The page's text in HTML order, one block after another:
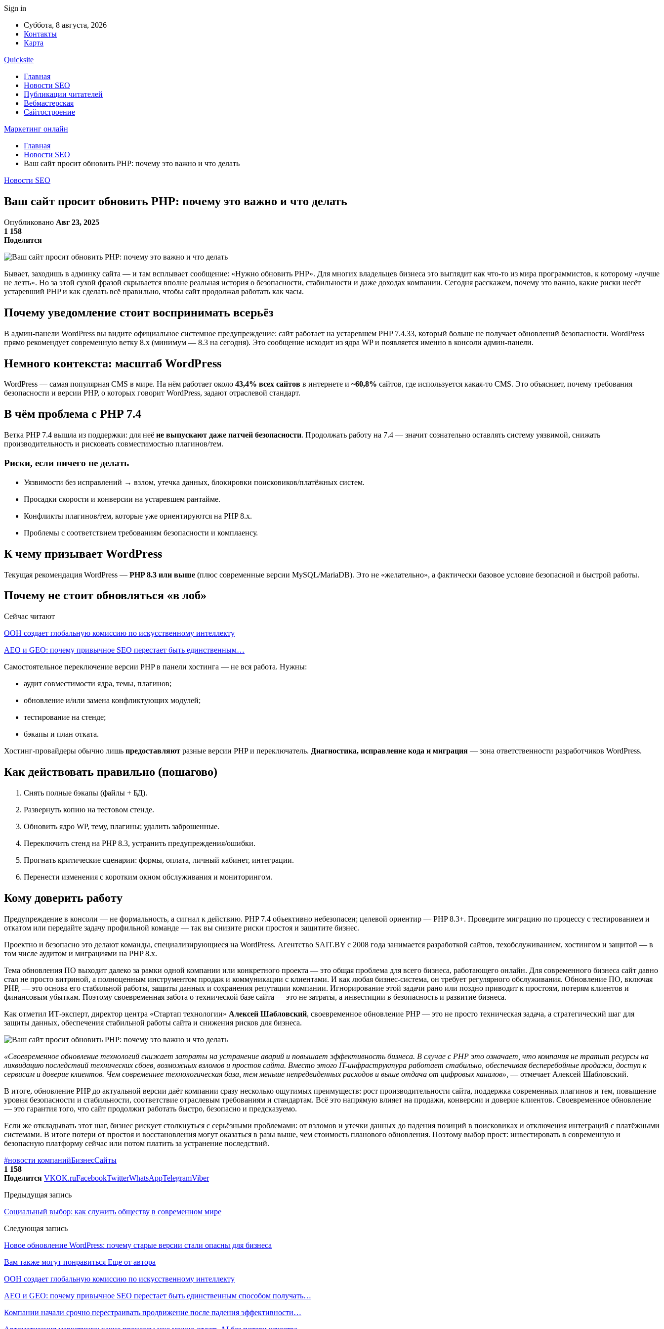
Sign in
Суббота, 8 августа, 2026
Контакты
Карта
Quicksite
Главная
Новости SEO
Публикации читателей
Вебмастерская
Сайтостроение
Маркетинг онлайн
Главная
Новости SEO
Ваш сайт просит обновить PHP: почему это важно и что делать
Новости SEO
Ваш сайт просит обновить PHP: почему это важно и что делать
Опубликовано Авг 23, 2025
1 158
Поделится
Бывает, заходишь в админку сайта — и там всплывает сообщение: «Нужно обновить PHP». Для многих владельцев бизнеса это выглядит как что-то из мира программистов, к которому «лучше
не лезть». Но за этой сухой фразой скрывается вполне реальная история о безопасности, стабильности и даже доходах компании. Сегодня расскажем, почему это важно, какие риски несёт
устаревший PHP и как сделать всё правильно, чтобы сайт продолжал работать как часы.
Почему уведомление стоит воспринимать всерьёз
В админ-панели WordPress вы видите официальное системное предупреждение: сайт работает на устаревшем PHP 7.4.33, который больше не получает обновлений безопасности. WordPress
прямо рекомендует современную ветку 8.x (минимум — 8.3 на сегодня). Это сообщение исходит из ядра WP и появляется именно в консоли админ-панели.
Немного контекста: масштаб WordPress
WordPress — самая популярная CMS в мире. На нём работает около 43,4% всех сайтов в интернете и ~60,8% сайтов, где используется какая-то CMS. Это объясняет, почему требования
безопасности и версии PHP, о которых говорит WordPress, задают отраслевой стандарт.
В чём проблема с PHP 7.4
Ветка PHP 7.4 вышла из поддержки: для неё не выпускают даже патчей безопасности. Продолжать работу на 7.4 — значит сознательно оставлять систему уязвимой, снижать
производительность и рисковать совместимостью плагинов/тем.
Риски, если ничего не делать
Уязвимости без исправлений → взлом, утечка данных, блокировки поисковиков/платёжных систем.
Просадки скорости и конверсии на устаревшем рантайме.
Конфликты плагинов/тем, которые уже ориентируются на PHP 8.x.
Проблемы с соответствием требованиям безопасности и комплаенсу.
К чему призывает WordPress
Текущая рекомендация WordPress — PHP 8.3 или выше (плюс современные версии MySQL/MariaDB). Это не «желательно», а фактически базовое условие безопасной и быстрой работы.
Почему не стоит обновляться «в лоб»
Сейчас читают
ООН создает глобальную комиссию по искусственному интеллекту
AEO и GEO: почему привычное SEO перестает быть единственным…
Самостоятельное переключение версии PHP в панели хостинга — не вся работа. Нужны:
аудит совместимости ядра, темы, плагинов;
обновление и/или замена конфликтующих модулей;
тестирование на стенде;
бэкапы и план отката.
Хостинг-провайдеры обычно лишь предоставляют разные версии PHP и переключатель. Диагностика, исправление кода и миграция — зона ответственности разработчиков WordPress.
Как действовать правильно (пошагово)
Снять полные бэкапы (файлы + БД).
Развернуть копию на тестовом стенде.
Обновить ядро WP, тему, плагины; удалить заброшенные.
Переключить стенд на PHP 8.3, устранить предупреждения/ошибки.
Прогнать критические сценарии: формы, оплата, личный кабинет, интеграции.
Перенести изменения с коротким окном обслуживания и мониторингом.
Кому доверить работу
Предупреждение в консоли — не формальность, а сигнал к действию. PHP 7.4 объективно небезопасен; целевой ориентир — PHP 8.3+. Проведите миграцию по процессу с тестированием и
откатом или передайте задачу профильной команде — так вы снизите риски простоя и защитите бизнес.
Проектно и безопасно это делают команды, специализирующиеся на WordPress. Агентство SAIT.BY с 2008 года занимается разработкой сайтов, техобслуживанием, хостингом и защитой — в
том числе аудитом и миграциями на PHP 8.x.
Тема обновления ПО выходит далеко за рамки одной компании или конкретного проекта — это общая проблема для всего бизнеса, работающего онлайн. Для современного бизнеса сайт давно
стал не просто витриной, а полноценным инструментом продаж и коммуникации с клиентами. И как любая бизнес-система, он требует регулярного обслуживания. Обновление ПО, включая
PHP, — это основа его стабильной работы, защиты данных и сохранения репутации компании. Игнорирование этой задачи рано или поздно приводит к простоям, потерям клиентов и
финансовым убыткам. Поэтому своевременная забота о технической базе сайта — это не затраты, а инвестиции в безопасность и развитие бизнеса.
Как отметил ИТ-эксперт, директор центра «Стартап технологии» Алексей Шабловский, своевременное обновление PHP — это не просто техническая задача, а стратегический шаг для
защиты данных, обеспечения стабильной работы сайта и снижения рисков для бизнеса.
«Своевременное обновление технологий снижает затраты на устранение аварий и повышает эффективность бизнеса. В случае с PHP это означает, что компания не тратит ресурсы на
ликвидацию последствий технических сбоев, возможных взломов и простоя сайта. Вместо этого IT-инфраструктура работает стабильно, обеспечивая бесперебойные продажи, доступ к
сервисам и доверие клиентов. Чем современнее технологическая база, тем меньше непредвиденных расходов и выше отдача от цифровых каналов», — отмечает Алексей Шабловский.
В итоге, обновление PHP до актуальной версии даёт компании сразу несколько ощутимых преимуществ: рост производительности сайта, поддержка современных плагинов и тем, повышение
уровня безопасности и стабильности, соответствие отраслевым требованиям и стандартам. Всё это напрямую влияет на продажи, конверсии и доверие клиентов. Своевременное обновление
— это гарантия того, что сайт продолжит работать быстро, безопасно и предсказуемо.
Если же откладывать этот шаг, бизнес рискует столкнуться с серьёзными проблемами: от взломов и утечки данных до падения позиций в поисковиках и отключения интеграций с платёжными
системами. В итоге потери от простоя и восстановления могут оказаться в разы выше, чем стоимость планового обновления. Поэтому выбор прост: инвестировать в современную и
безопасную платформу сейчас или потом платить за устранение последствий.
#новости компанийБизнесСайты
1 158
Поделится VKOK.ruFacebookTwitterWhatsAppTelegramViber
Предыдущая запись
Социальный выбор: как служить обществу в современном мире
Следующая запись
Новое обновление WordPress: почему старые версии стали опасны для бизнеса
Вам также могут понравиться Еще от автора
ООН создает глобальную комиссию по искусственному интеллекту
AEO и GEO: почему привычное SEO перестает быть единственным способом получать…
Компании начали срочно перестраивать продвижение после падения эффективности…